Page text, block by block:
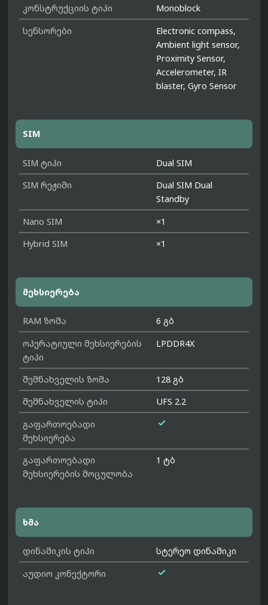
კონსტრუქციის ტიპი
Monoblock
სენსორები
Electronic compass,
Ambient light sensor,
Proximity Sensor,
Accelerometer, IR
blaster, Gyro Sensor
SIM
SIM ტიპი
Dual SIM
SIM რეჟიმი
Dual SIM Dual
Standby
Nano SIM
×1
Hybrid SIM
×1
მეხსიერება
RAM ზომა
6 გბ
ოპერატიული მეხსიერების
ტიპი
LPDDR4X
შემნახველის ზომა
128 გბ
შემნახველის ტიპი
UFS 2.2
გაფართოებადი
მეხსიერება

გაფართოებადი
მეხსიერების მოცულობა
1 ტბ
ხმა
დინამიკის ტიპი
სტერეო დინამიკი
აუდიო კონექტორი
